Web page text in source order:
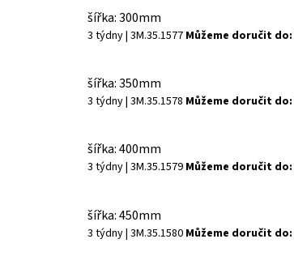
šířka: 300mm
3 týdny| 3M.35.1577 Můžeme doručit do:
šířka: 350mm
3 týdny| 3M.35.1578 Můžeme doručit do:
šířka: 400mm
3 týdny| 3M.35.1579 Můžeme doručit do:
šířka: 450mm
3 týdny| 3M.35.1580 Můžeme doručit do: